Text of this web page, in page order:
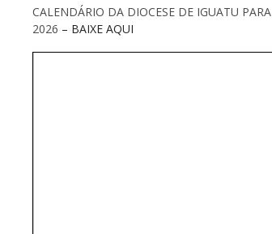
CALENDÁRIO DA DIOCESE DE IGUATU PARA
2026 – BAIXE AQUI